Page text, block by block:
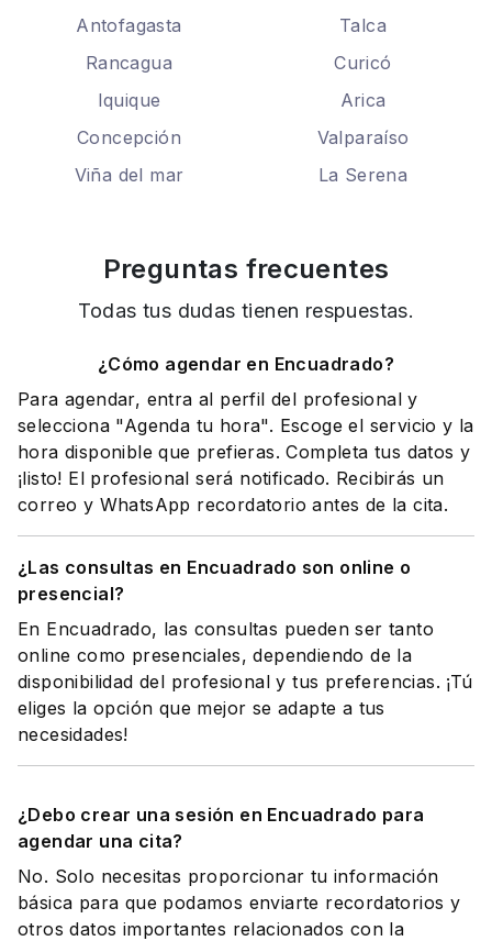
Antofagasta
Talca
Rancagua
Curicó
Iquique
Arica
Concepción
Valparaíso
Viña del mar
La Serena
Preguntas frecuentes
Todas tus dudas tienen respuestas.
¿Cómo agendar en Encuadrado?
Para agendar, entra al perfil del profesional y
selecciona "Agenda tu hora". Escoge el servicio y la
hora disponible que prefieras. Completa tus datos y
¡listo! El profesional será notificado. Recibirás un
correo y WhatsApp recordatorio antes de la cita.
¿Las consultas en Encuadrado son online o
presencial?
En Encuadrado, las consultas pueden ser tanto
online como presenciales, dependiendo de la
disponibilidad del profesional y tus preferencias. ¡Tú
eliges la opción que mejor se adapte a tus
necesidades!
¿Debo crear una sesión en Encuadrado para
agendar una cita?
No. Solo necesitas proporcionar tu información
básica para que podamos enviarte recordatorios y
otros datos importantes relacionados con la